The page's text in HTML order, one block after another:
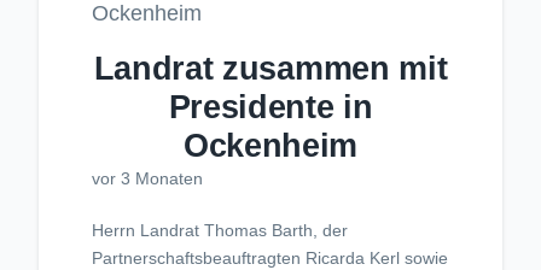
Ockenheim
Landrat zusammen mit
Presidente in
Ockenheim
vor 3 Monaten
Herrn Landrat Thomas Barth, der
Partnerschaftsbeauftragten Ricarda Kerl sowie